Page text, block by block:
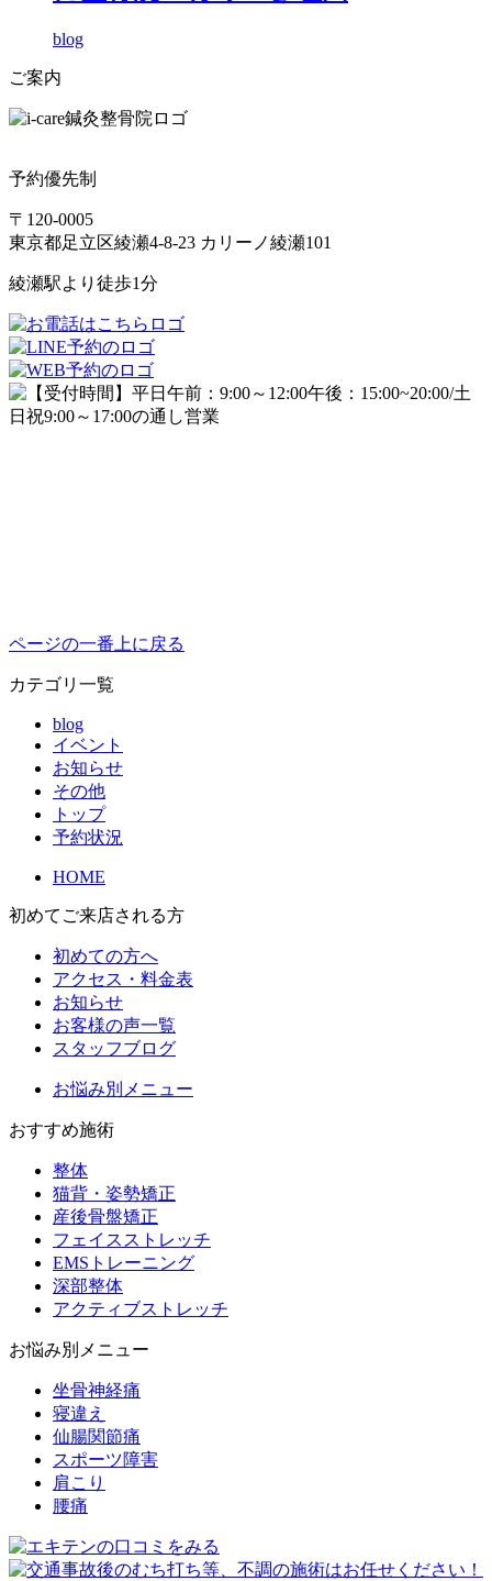
blog
ご案内
予約優先制
〒120-0005
東京都足立区綾瀬4-8-23 カリーノ綾瀬101
綾瀬駅より徒歩1分
ページの一番上に戻る
カテゴリ一覧
blog
イベント
お知らせ
その他
トップ
予約状況
HOME
初めてご来店される方
初めての方へ
アクセス・料金表
お知らせ
お客様の声一覧
スタッフブログ
お悩み別メニュー
おすすめ施術
整体
猫背・姿勢矯正
産後骨盤矯正
フェイスストレッチ
EMSトレーニング
深部整体
アクティブストレッチ
お悩み別メニュー
坐骨神経痛
寝違え
仙腸関節痛
スポーツ障害
肩こり
腰痛